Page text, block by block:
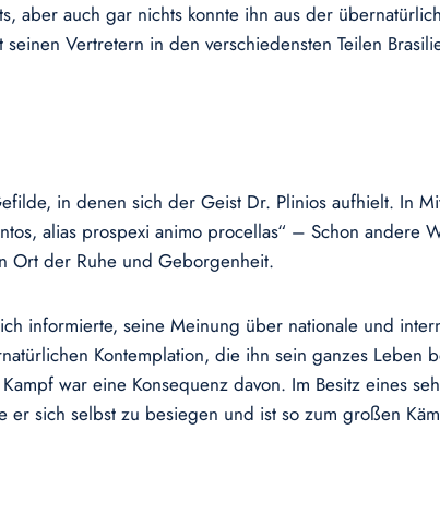
aber auch gar nichts konnte ihn aus der
Vertretern in den verschiedensten Teilen
in denen sich der Geist Dr. Plinios aufhielt. In
alias prospexi animo procellas“ – Schon andere
Ort der Ruhe und Geborgenheit.
informierte, seine Meinung über nationale und
Kontemplation, die ihn sein ganzes Leben
war eine Konsequenz davon. Im Besitz eines
sich selbst zu besiegen und ist so zum großen